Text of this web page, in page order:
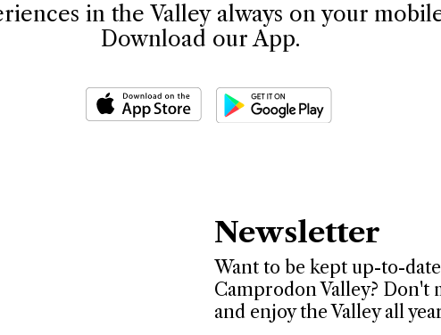
in the Valley always on your
Download our App.
Newsletter
Want to be kept up-to-
Camprodon Valley? Don't
and enjoy the Valley all